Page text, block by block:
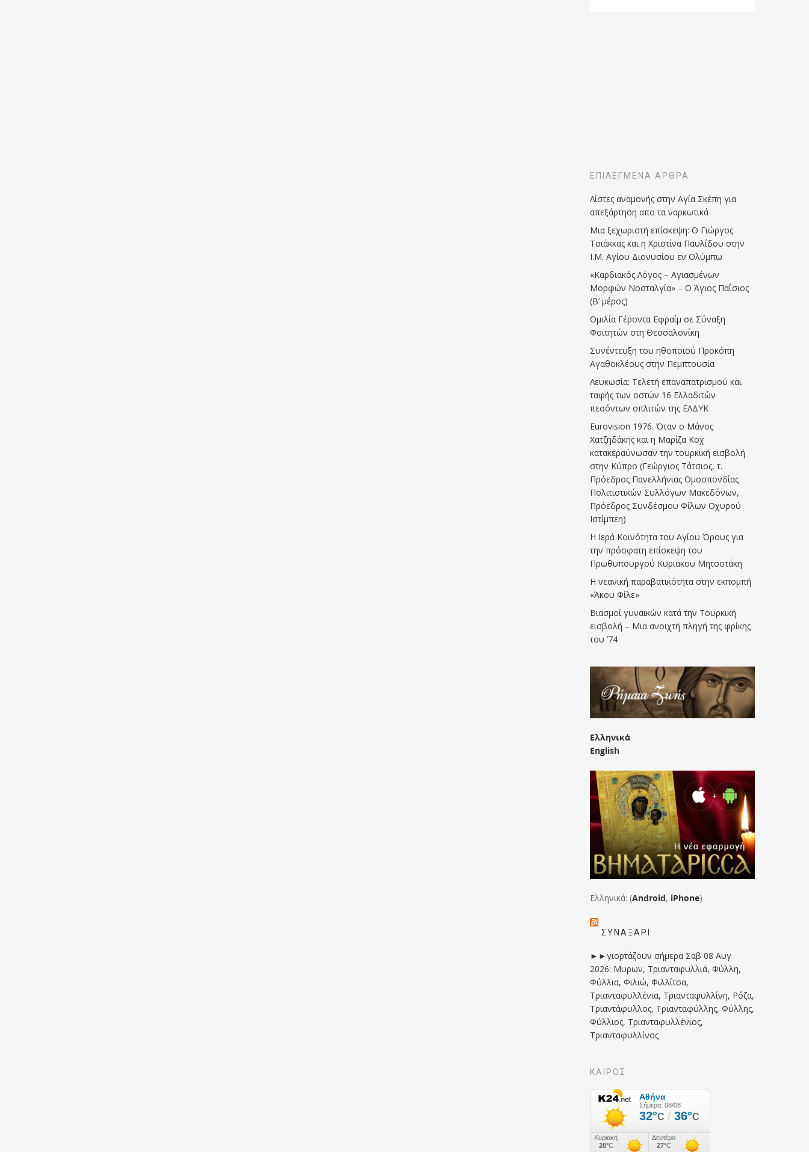
ΕΠΙΛΕΓΜΈΝΑ ΆΡΘΡΑ
Λίστες αναμονής στην Αγία Σκέπη για
απεξάρτηση απο τα ναρκωτικά
Μια ξεχωριστή επίσκεψη: Ο Γιώργος
Τσιάκκας και η Χριστίνα Παυλίδου στην
Ι.Μ. Αγίου Διονυσίου εν Ολύμπω
«Καρδιακός Λόγος – Αγιασμένων
Μορφών Νοσταλγία» – Ο Άγιος Παΐσιος
(Β’ μέρος)
Ομιλία Γέροντα Εφραίμ σε Σύναξη
Φοιτητών στη Θεσσαλονίκη
Συνέντευξη του ηθοποιού Προκόπη
Αγαθοκλέους στην Πεμπτουσία
Λευκωσία: Τελετή επαναπατρισμού και
ταφής των οστών 16 Ελλαδιτών
πεσόντων οπλιτών της ΕΛΔΥΚ
Eurovision 1976. Όταν ο Μάνος
Χατζηδάκης και η Μαρίζα Κοχ
κατακεραύνωσαν την τουρκική εισβολή
στην Κύπρο (Γεώργιος Τάτσιος, τ.
Πρόεδρος Πανελλήνιας Ομοσπονδίας
Πολιτιστικών Συλλόγων Μακεδόνων,
Πρόεδρος Συνδέσμου Φίλων Οχυρού
Ιστίμπεη)
Η Ιερά Κοινότητα του Αγίου Όρους για
την πρόσφατη επίσκεψη του
Πρωθυπουργού Κυριάκου Μητσοτάκη
Η νεανική παραβατικότητα στην εκπομπή
«Άκου Φίλε»
Βιασμοί γυναικών κατά την Τουρκική
εισβολή – Μια ανοιχτή πληγή της φρίκης
του ’74
Ελληνικά
English
Ελληνικά: (Android, iPhone)
ΣΥΝΑΞΆΡΙ
►►γιορτάζουν σήμερα Σαβ 08 Αυγ
2026: Μυρων, Τριανταφυλλιά, Φύλλη,
Φύλλια, Φιλιώ, Φιλλίτσα,
Τριανταφυλλένια, Τριανταφυλλίνη, Ρόζα,
Τριαντάφυλλος, Τριανταφύλλης, Φύλλης,
Φύλλιος, Τριανταφυλλένιος,
Τριανταφυλλίνος
ΚΑΙΡΟΣ